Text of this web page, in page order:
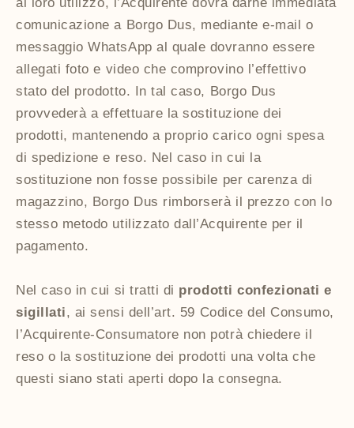
comunicazione a Borgo Dus, mediante e-mail o
messaggio WhatsApp al quale dovranno essere
allegati foto e video che comprovino l’effettivo
stato del prodotto. In tal caso, Borgo Dus
provvederà a effettuare la sostituzione dei
prodotti, mantenendo a proprio carico ogni spesa
di spedizione e reso. Nel caso in cui la
sostituzione non fosse possibile per carenza di
magazzino, Borgo Dus rimborserà il prezzo con lo
stesso metodo utilizzato dall’Acquirente per il
pagamento.
Nel caso in cui si tratti di prodotti confezionati e
sigillati, ai sensi dell’art. 59 Codice del Consumo,
l’Acquirente-Consumatore non potrà chiedere il
reso o la sostituzione dei prodotti una volta che
questi siano stati aperti dopo la consegna.